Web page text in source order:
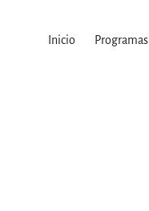
Inicio Programas